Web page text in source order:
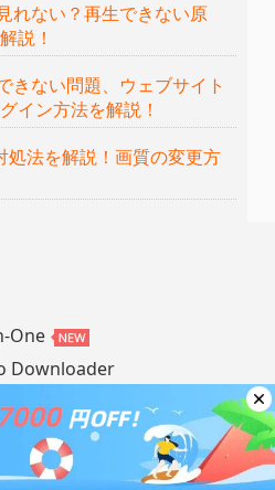
れない？再生できない原
説！
きない問題、ウェブサイト
イン方法を解説！
処法を解説！画質の変更方
One
Downloader
Downloader